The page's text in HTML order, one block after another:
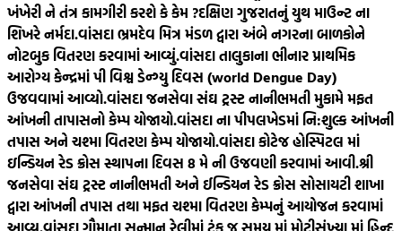
ખંખેરી ને તંત્ર કામગીરી કરશે કે કેમ ?દક્ષિણ ગુજરાતનું યુથ માઉન્ટ ના
શિખરે નર્મદા.વાંસદા ભ્રમદેવ મિત્ર મંડળ દ્વારા અંબે નગરના બાળકોને
નોટબુક વિતરણ કરવામાં આવ્યું.વાંસદા તાલુકાના ભીનાર પ્રાથમિક
આરોગ્ય કેન્દ્રમાં પી વિશ્વ ડેન્ગ્યુ દિવસ (world Dengue Day)
ઉજવવામાં આવ્યો.વાંસદા જનસેવા સંઘ ટ્રસ્ટ નાનીભમતી મુકામે મફત
આંખની તાપાસનો કેમ્પ યોજાયો.વાંસદા ના પીપલખેડમાં નિ:શુલ્ક આંખની
તપાસ અને ચશ્મા વિતરણ કેમ્પ યોજાયો.વાંસદા કોટેજ હોસ્પિટલ માં
ઇન્ડિયન રેડ ક્રોસ સ્થાપના દિવસ 8 મે ની ઉજવણી કરવામાં આવી.શ્રી
જનસેવા સંઘ ટ્રસ્ટ નાનીભમતી અને ઈન્ડિયન રેડ ક્રોસ સોસાયટી શાખા
દ્વારા આંખની તપાસ તથા મફત ચશ્મા વિતરણ કેમ્પનું આયોજન કરવામાં